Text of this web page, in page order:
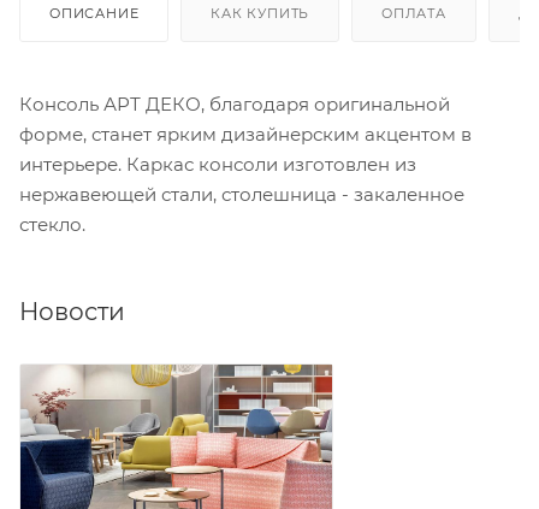
ОПИСАНИЕ КАК КУПИТЬ ОПЛАТА
Консоль АРТ ДЕКО, благодаря оригинальной
форме, станет ярким дизайнерским акцентом в
интерьере. Каркас консоли изготовлен из
нержавеющей стали, столешница - закаленное
стекло.
Новости